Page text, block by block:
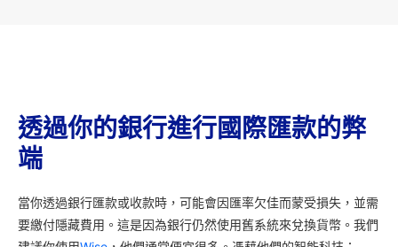
透過你的銀行進行國際匯款的弊
端
當你透過銀行匯款或收款時，可能會因匯率欠佳而蒙受損失，並需
要繳付隱藏費用。這是因為銀行仍然使用舊系統來兌換貨幣。我們